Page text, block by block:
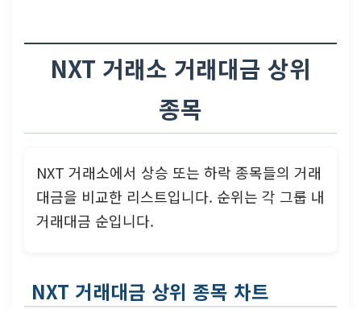
NXT 거래소 거래대금 상위
종목
NXT 거래소에서 상승 또는 하락 종목들의 거래
대금을 비교한 리스트입니다. 순위는 각 그룹 내
거래대금 순입니다.
NXT 거래대금 상위 종목 차트